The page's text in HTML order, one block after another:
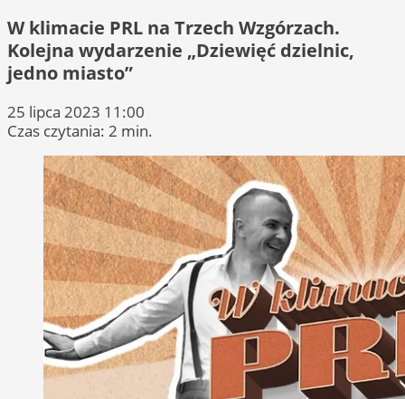
W klimacie PRL na Trzech Wzgórzach.
Kolejna wydarzenie „Dziewięć dzielnic,
jedno miasto”
25 lipca 2023 11:00
Czas czytania: 2 min.